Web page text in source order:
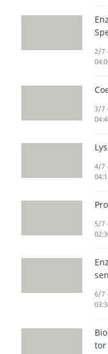
ist
Jetzt
Ist
hoch,
mehr
ist
Die
an
2/7
3/7
4/7
5/7
sen
6/7
tor